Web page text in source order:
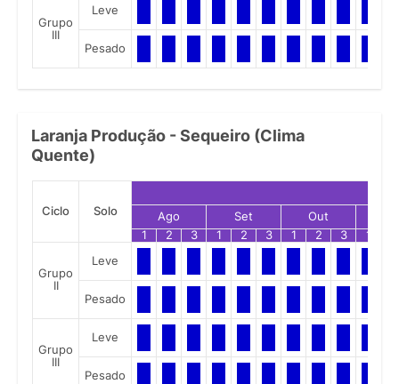
Grupo
III
Leve
Pesado
Laranja Produção - Sequeiro (Clima
Quente)
Ciclo Solo Ago Set Out
1
2 3 1 2 3 1 2 3 1
Grupo
II
Leve
Pesado
Grupo
III
Leve
Pesado